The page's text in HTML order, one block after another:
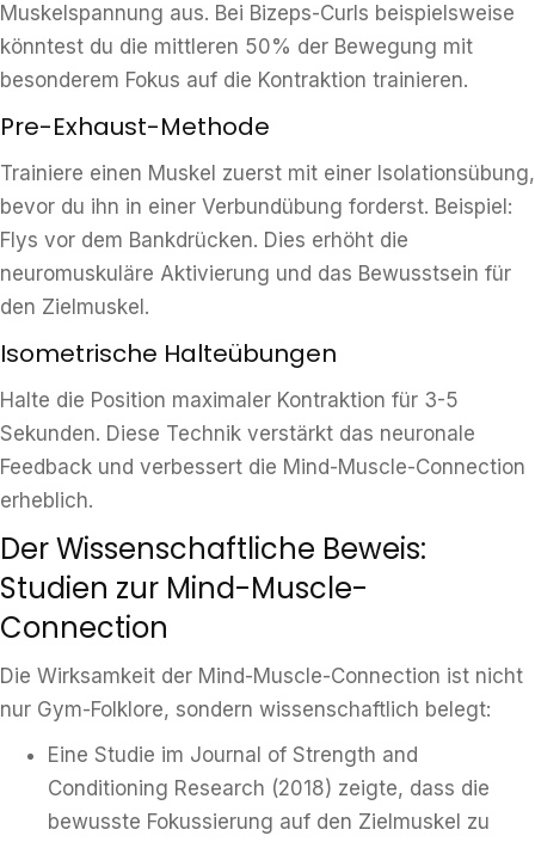
Muskelspannung aus. Bei Bizeps-Curls beispielsweise
könntest du die mittleren 50% der Bewegung mit
besonderem Fokus auf die Kontraktion trainieren.
Pre-Exhaust-Methode
Trainiere einen Muskel zuerst mit einer Isolationsübung,
bevor du ihn in einer Verbundübung forderst. Beispiel:
Flys vor dem Bankdrücken. Dies erhöht die
neuromuskuläre Aktivierung und das Bewusstsein für
den Zielmuskel.
Isometrische Halteübungen
Halte die Position maximaler Kontraktion für 3-5
Sekunden. Diese Technik verstärkt das neuronale
Feedback und verbessert die Mind-Muscle-Connection
erheblich.
Der Wissenschaftliche Beweis:
Studien zur Mind-Muscle-
Connection
Die Wirksamkeit der Mind-Muscle-Connection ist nicht
nur Gym-Folklore, sondern wissenschaftlich belegt:
Eine Studie im Journal of Strength and
Conditioning Research (2018) zeigte, dass die
bewusste Fokussierung auf den Zielmuskel zu